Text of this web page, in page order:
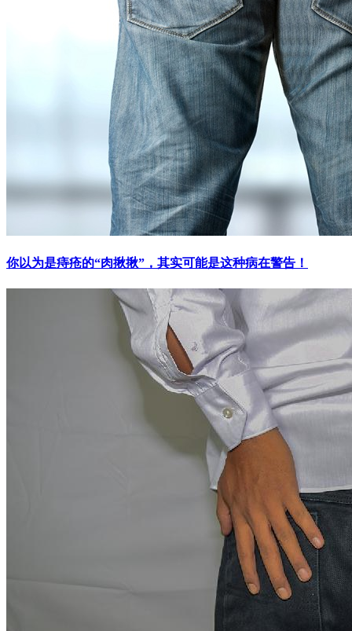
你以为是痔疮的“肉揪揪”，其实可能是这种病在警告！